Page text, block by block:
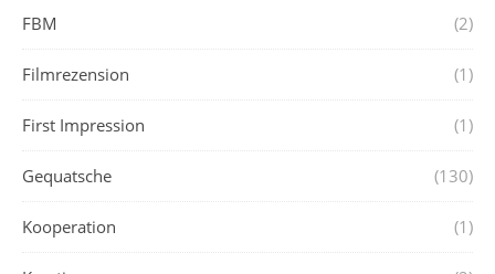
FBM (2)
Filmrezension (1)
First Impression (1)
Gequatsche (130)
Kooperation (1)